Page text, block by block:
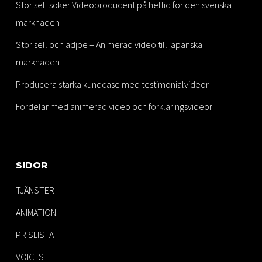
Storisell söker Videoproducent på heltid för den svenska
marknaden
Storisell och adjoe – Animerad video till japanska
marknaden
Producera starka kundcase med testimonialvideor
Fördelar med animerad video och förklaringsvideor
SIDOR
TJÄNSTER
ANIMATION
PRISLISTA
VOICES